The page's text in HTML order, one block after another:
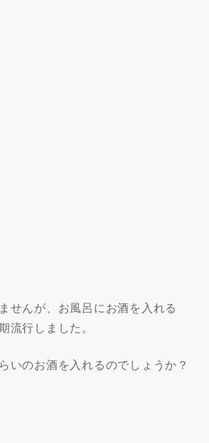
せんが、お風呂にお酒を入れる
流行しました。
いのお酒を入れるのでしょうか？